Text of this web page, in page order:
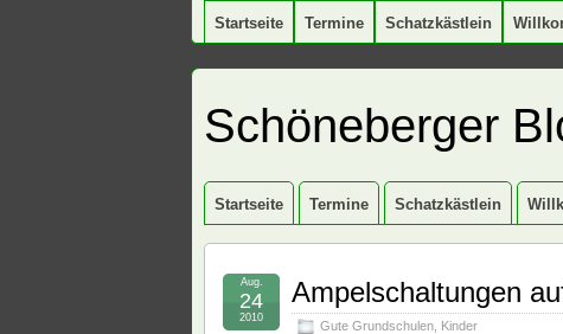
Startseite Termine Schatzkästlein
Schöneberger
Startseite Termine Schatzkästlein
Ampelschaltungen
Gute Grundschulen Kinder
Aug.
24
2010